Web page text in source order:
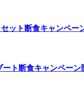
ット断食キャンペー
ト断食キャンペーン